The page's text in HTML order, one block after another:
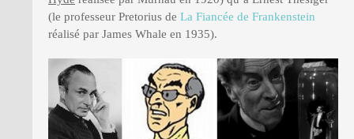
(le professeur Pretorius de La Fiancée de Frankenstein
réalisé par James Whale en 1935).